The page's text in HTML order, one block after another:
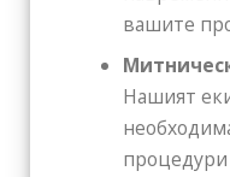
вашите
Нашият